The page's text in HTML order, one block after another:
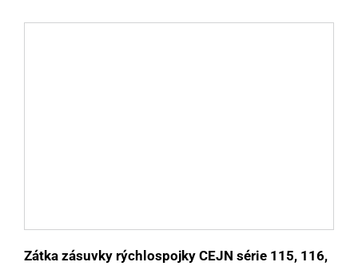
Zátka zásuvky rýchlospojky CEJN série 115, 116,